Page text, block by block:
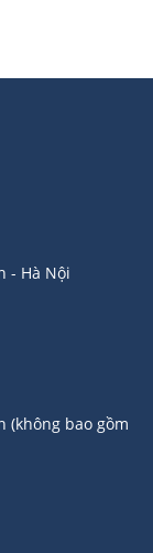
- Hà Nội
(không bao gồm